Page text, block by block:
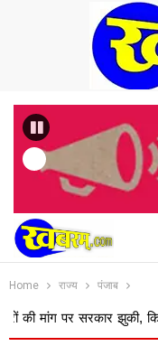
Previous
Home राज्य पंजाब
झुकी, किराया 75 पैसे